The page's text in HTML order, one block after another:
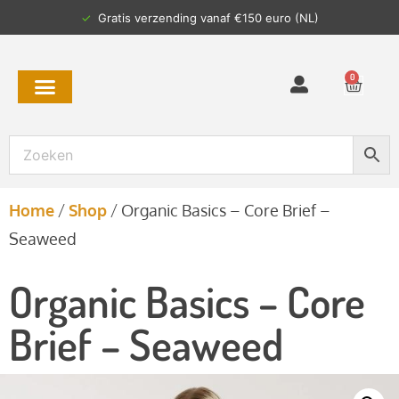
✓ Gratis verzending vanaf €150 euro (NL)
0
Home / Shop / Organic Basics – Core Brief –
Seaweed
Organic Basics – Core
Brief – Seaweed